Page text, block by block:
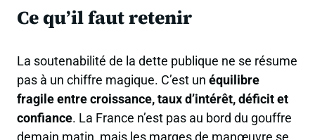
Ce qu’il faut retenir
La soutenabilité de la dette publique ne se résume
pas à un chiffre magique. C’est un équilibre
fragile entre croissance, taux d’intérêt, déficit et
confiance. La France n’est pas au bord du gouffre
demain matin, mais les marges de manœuvre se